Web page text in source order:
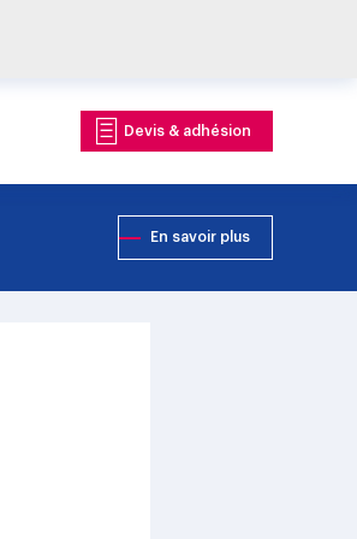
Devis & adhésion
En savoir plus